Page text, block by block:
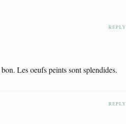
REPLY
Les oeufs peints sont splendides.
REPLY